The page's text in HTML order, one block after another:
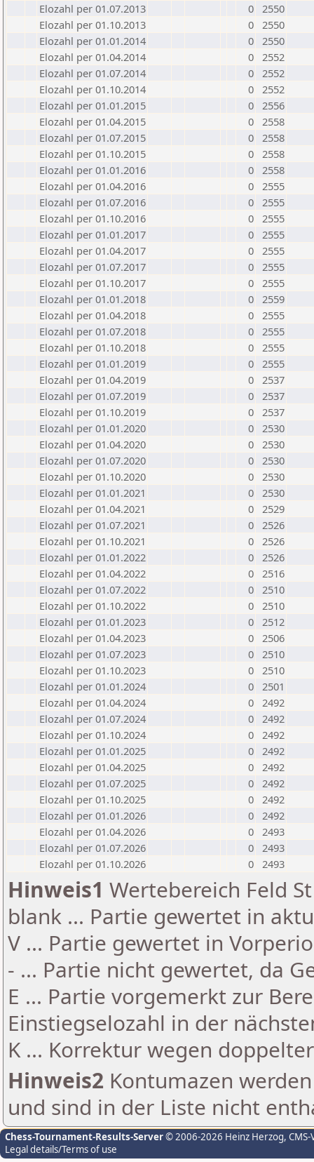
Elozahl per 01.07.2013
0 2550
Elozahl per 01.10.2013
0 2550
Elozahl per 01.01.2014
0 2550
Elozahl per 01.04.2014
0 2552
Elozahl per 01.07.2014
0 2552
Elozahl per 01.10.2014
0 2552
Elozahl per 01.01.2015
0 2556
Elozahl per 01.04.2015
0 2558
Elozahl per 01.07.2015
0 2558
Elozahl per 01.10.2015
0 2558
Elozahl per 01.01.2016
0 2558
Elozahl per 01.04.2016
0 2555
Elozahl per 01.07.2016
0 2555
Elozahl per 01.10.2016
0 2555
Elozahl per 01.01.2017
0 2555
Elozahl per 01.04.2017
0 2555
Elozahl per 01.07.2017
0 2555
Elozahl per 01.10.2017
0 2555
Elozahl per 01.01.2018
0 2559
Elozahl per 01.04.2018
0 2555
Elozahl per 01.07.2018
0 2555
Elozahl per 01.10.2018
0 2555
Elozahl per 01.01.2019
0 2555
Elozahl per 01.04.2019
0 2537
Elozahl per 01.07.2019
0 2537
Elozahl per 01.10.2019
0 2537
Elozahl per 01.01.2020
0 2530
Elozahl per 01.04.2020
0 2530
Elozahl per 01.07.2020
0 2530
Elozahl per 01.10.2020
0 2530
Elozahl per 01.01.2021
0 2530
Elozahl per 01.04.2021
0 2529
Elozahl per 01.07.2021
0 2526
Elozahl per 01.10.2021
0 2526
Elozahl per 01.01.2022
0 2526
Elozahl per 01.04.2022
0 2516
Elozahl per 01.07.2022
0 2510
Elozahl per 01.10.2022
0 2510
Elozahl per 01.01.2023
0 2512
Elozahl per 01.04.2023
0 2506
Elozahl per 01.07.2023
0 2510
Elozahl per 01.10.2023
0 2510
Elozahl per 01.01.2024
0 2501
Elozahl per 01.04.2024
0 2492
Elozahl per 01.07.2024
0 2492
Elozahl per 01.10.2024
0 2492
Elozahl per 01.01.2025
0 2492
Elozahl per 01.04.2025
0 2492
Elozahl per 01.07.2025
0 2492
Elozahl per 01.10.2025
0 2492
Elozahl per 01.01.2026
0 2492
Elozahl per 01.04.2026
0 2493
Elozahl per 01.07.2026
0 2493
Elozahl per 01.10.2026
0 2493
Hinweis1 Wertebereich Feld
blank ... Partie gewertet in
V ... Partie gewertet in
- ... Partie nicht gewertet, da
E ... Partie vorgemerkt zur
Einstiegselozahl in der
K ... Korrektur wegen
Hinweis2 Kontumazen
und sind in der Liste nicht
Chess-Tournament-Results-Server© 2006-2026 Heinz Herzog,
Legal details/Terms of use